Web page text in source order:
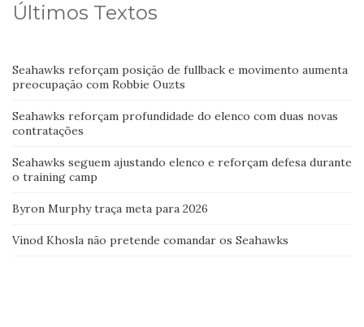
Últimos Textos
Seahawks reforçam posição de fullback e movimento aumenta
preocupação com Robbie Ouzts
Seahawks reforçam profundidade do elenco com duas novas
contratações
Seahawks seguem ajustando elenco e reforçam defesa durante
o training camp
Byron Murphy traça meta para 2026
Vinod Khosla não pretende comandar os Seahawks